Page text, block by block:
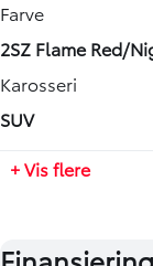
Farve
2SZ Flame Red/
Karosseri
SUV
Geartype
Automatisk
Længde
4180 mm
Tilkoblingsvægt
750 kg
550 kg
+ Vis flere